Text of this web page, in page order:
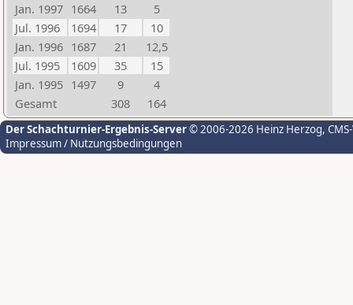
Jan. 1997 1664 13
5
Jul. 1996
1694 17
10
Jan. 1996 1687 21
12,5
Jul. 1995
1609 35
15
Jan. 1995 1497 9
4
Gesamt
308 164
Der Schachturnier-Ergebnis-Server© 2006-2026 Heinz Herzog,
Impressum / Nutzungsbedingungen